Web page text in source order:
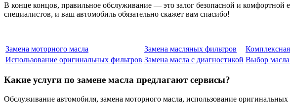
В конце концов, правильное обслуживание — это залог безопасной и комфортной
специалистов, и ваш автомобиль обязательно скажет вам спасибо!
Замена моторного масла Замена масляных фильтров
Использование оригинальных фильтров Замена масла с диагностикой Выбор
Какие услуги по замене масла предлагают сервисы?
Обслуживание автомобиля, замена моторного масла, использование